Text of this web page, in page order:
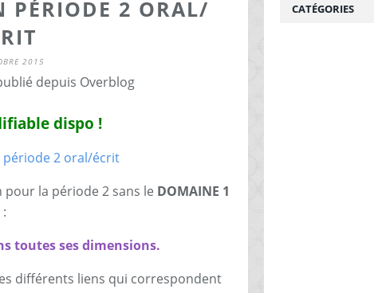
PÉRIODE 2 ORAL/
2015
depuis Overblog
dispo !
la période 2 sans le DOMAINE 1
:
toutes ses dimensions.
différents liens qui correspondent
CATÉGORIES